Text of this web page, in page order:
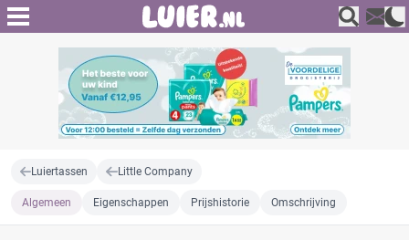
Luiertassen Little Company
Algemeen Eigenschappen Prijshistorie Omschrijving